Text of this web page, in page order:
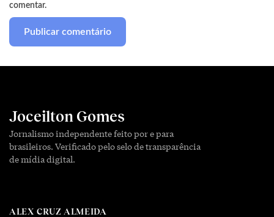
comentar.
Joceilton Gomes
Jornalismo independente feito por e para
brasileiros. Verificado pelo selo de transparência
de mídia digital.
ALEX CRUZ ALMEIDA